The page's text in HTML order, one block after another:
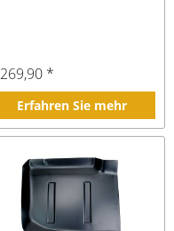
*
Erfahren Sie mehr